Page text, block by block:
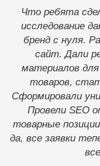
Что ребята
исследование
бренд с нуля.
сайт. Дали
материалов
товаров,
Сформировали
Провели SEO
товарные
да, все заявки
работаем почти
реконструкция
получился не
- все получилось!
было сразу к их
настаивать
реализована
продаже
Настроили
заявок и